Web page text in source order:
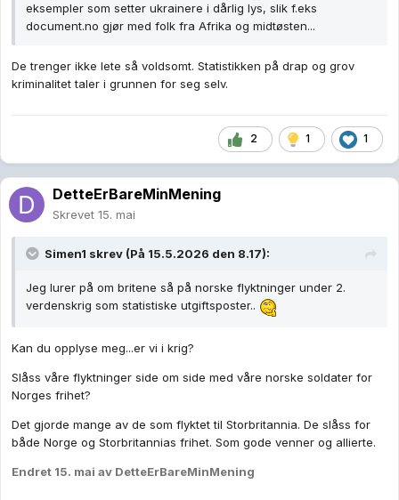
eksempler som setter ukrainere i dårlig lys, slik f.eks
document.no gjør med folk fra Afrika og midtøsten...
De trenger ikke lete så voldsomt. Statistikken på drap og grov
kriminalitet taler i grunnen for seg selv.
2 1 1
DetteErBareMinMening
Skrevet 15. mai
Simen1 skrev (På 15.5.2026 den 8.17):
Jeg lurer på om britene så på norske flyktninger under 2.
verdenskrig som statistiske utgiftsposter..
Kan du opplyse meg...er vi i krig?
Slåss våre flyktninger side om side med våre norske soldater for
Norges frihet?
Det gjorde mange av de som flyktet til Storbritannia. De slåss for
både Norge og Storbritannias frihet. Som gode venner og allierte.
Endret 15. mai av DetteErBareMinMening